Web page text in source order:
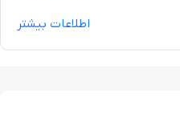
اطلاعات بیشتر